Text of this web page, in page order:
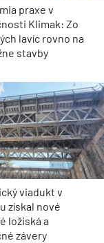
praxe v
Klimak: Zo
lavíc rovno na
stavby
viadukt v
získal nové
ložiská a
závery